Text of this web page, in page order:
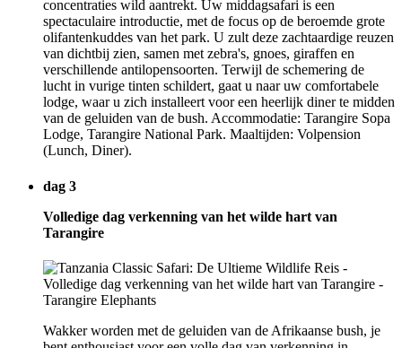
concentraties wild aantrekt. Uw middagsafari is een
spectaculaire introductie, met de focus op de beroemde grote
olifantenkuddes van het park. U zult deze zachtaardige reuzen
van dichtbij zien, samen met zebra's, gnoes, giraffen en
verschillende antilopensoorten. Terwijl de schemering de
lucht in vurige tinten schildert, gaat u naar uw comfortabele
lodge, waar u zich installeert voor een heerlijk diner te midden
van de geluiden van de bush. Accommodatie: Tarangire Sopa
Lodge, Tarangire National Park. Maaltijden: Volpension
(Lunch, Diner).
dag 3
Volledige dag verkenning van het wilde hart van
Tarangire
Wakker worden met de geluiden van de Afrikaanse bush, je